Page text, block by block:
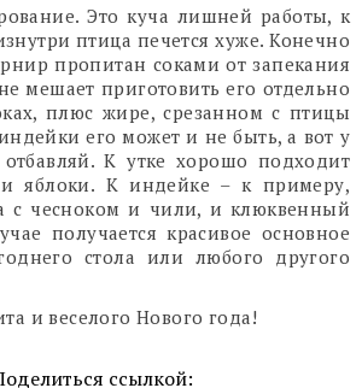
Это куча лишней работы, к
птица печется хуже. Конечно
пропитан соками от запекания
мешает приготовить его отдельно
плюс жире, срезанном с птицы
его может и не быть, а вот у
отбавляй. К утке хорошо подходит
яблоки. К индейке – к примеру,
с чесноком и чили, и клюквенный
получается красивое основное
стола или любого другого
и веселого Нового года!
ссылкой: